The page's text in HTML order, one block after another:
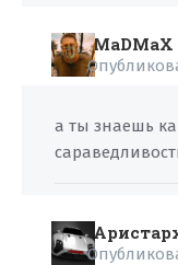
MaDMaX
а ты знаешь